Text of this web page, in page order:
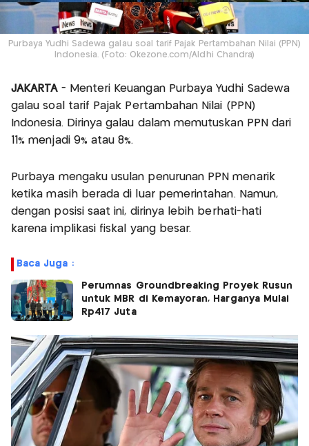
Purbaya Yudhi Sadewa galau soal tarif Pajak Pertambahan Nilai (PPN)
Indonesia. (Foto: Okezone.com/Aldhi Chandra)
JAKARTA - Menteri Keuangan Purbaya Yudhi Sadewa
galau soal tarif Pajak Pertambahan Nilai (PPN)
Indonesia. Dirinya galau dalam memutuskan PPN dari
11% menjadi 9% atau 8%.
Purbaya mengaku usulan penurunan PPN menarik
ketika masih berada di luar pemerintahan. Namun,
dengan posisi saat ini, dirinya lebih berhati-hati
karena implikasi fiskal yang besar.
Baca Juga :
Perumnas Groundbreaking Proyek Rusun
untuk MBR di Kemayoran, Harganya Mulai
Rp417 Juta